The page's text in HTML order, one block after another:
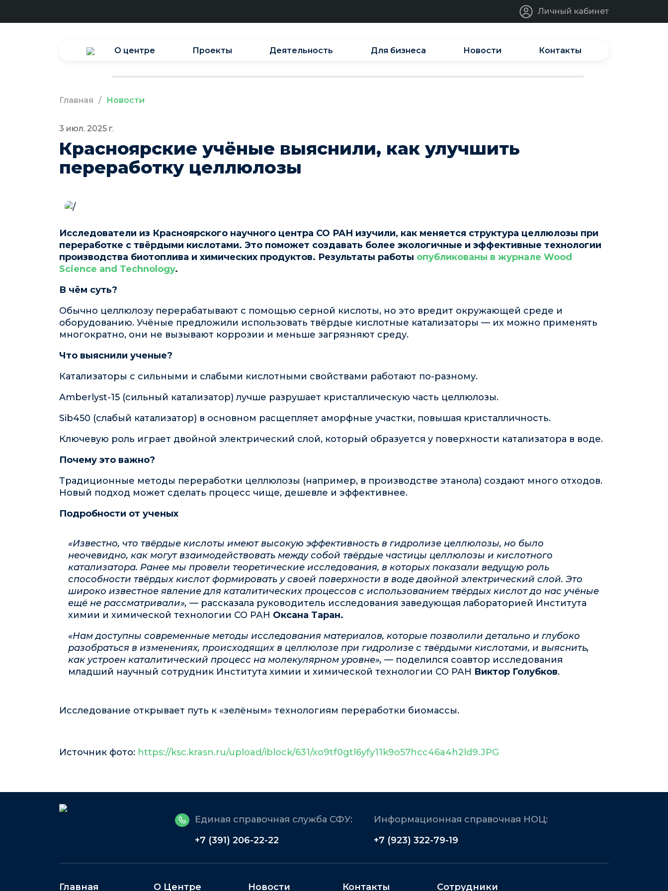
Личный кабинет
О центре Проекты Деятельность Для бизнеса Новости Контакты
Главная / Новости
3 июл. 2025 г.
Красноярские учёные выяснили, как улучшить
переработку целлюлозы
Исследователи из Красноярского научного центра СО РАН изучили, как меняется структура целлюлозы при
переработке с твёрдыми кислотами. Это поможет создавать более экологичные и эффективные технологии
производства биотоплива и химических продуктов. Результаты работы опубликованы в журнале Wood
Science and Technology.
В чём суть?
Обычно целлюлозу перерабатывают с помощью серной кислоты, но это вредит окружающей среде и
оборудованию. Учёные предложили использовать твёрдые кислотные катализаторы — их можно применять
многократно, они не вызывают коррозии и меньше загрязняют среду.
Что выяснили ученые?
Катализаторы с сильными и слабыми кислотными свойствами работают по-разному.
Amberlyst-15 (сильный катализатор) лучше разрушает кристаллическую часть целлюлозы.
Sib450 (слабый катализатор) в основном расщепляет аморфные участки, повышая кристалличность.
Ключевую роль играет двойной электрический слой, который образуется у поверхности катализатора в воде.
Почему это важно?
Традиционные методы переработки целлюлозы (например, в производстве этанола) создают много отходов.
Новый подход может сделать процесс чище, дешевле и эффективнее.
Подробности от ученых
«Известно, что твёрдые кислоты имеют высокую эффективность в гидролизе целлюлозы, но было
неочевидно, как могут взаимодействовать между собой твёрдые частицы целлюлозы и кислотного
катализатора. Ранее мы провели теоретические исследования, в которых показали ведущую роль
способности твёрдых кислот формировать у своей поверхности в воде двойной электрический слой. Это
широко известное явление для каталитических процессов с использованием твёрдых кислот до нас учёные
ещё не рассматривали», — рассказала руководитель исследования заведующая лабораторией Института
химии и химической технологии СО РАН Оксана Таран.
«Нам доступны современные методы исследования материалов, которые позволили детально и глубоко
разобраться в изменениях, происходящих в целлюлозе при гидролизе с твёрдыми кислотами, и выяснить,
как устроен каталитический процесс на молекулярном уровне», — поделился соавтор исследования
младший научный сотрудник Института химии и химической технологии СО РАН Виктор Голубков.
Исследование открывает путь к «зелёным» технологиям переработки биомассы.
Источник фото: https://ksc.krasn.ru/upload/iblock/631/xo9tf0gtl6yfy11k9o57hcc46a4h2ld9.JPG
Единая справочная служба СФУ:
+7 (391) 206-22-22
Информационная справочная НОЦ:
+7 (923) 322-79-19
Главная О Центре Новости Контакты Сотрудники